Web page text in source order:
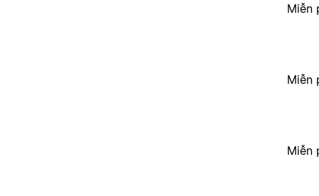
Miễn
Miễn
Miễn